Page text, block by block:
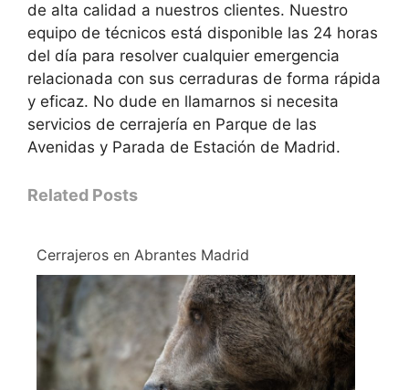
de alta calidad a nuestros clientes. Nuestro
equipo de técnicos está disponible las 24 horas
del día para resolver cualquier emergencia
relacionada con sus cerraduras de forma rápida
y eficaz. No dude en llamarnos si necesita
servicios de cerrajería en Parque de las
Avenidas y Parada de Estación de Madrid.
Related Posts
Cerrajeros en Abrantes Madrid